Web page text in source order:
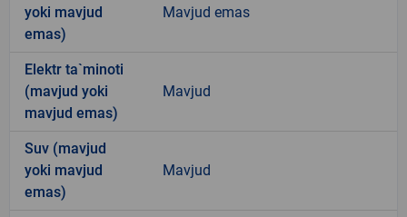
yoki mavjud
emas)
Mavjud emas
Elektr ta`minoti
(mavjud yoki
mavjud emas)
Mavjud
Suv (mavjud
yoki mavjud
emas)
Mavjud